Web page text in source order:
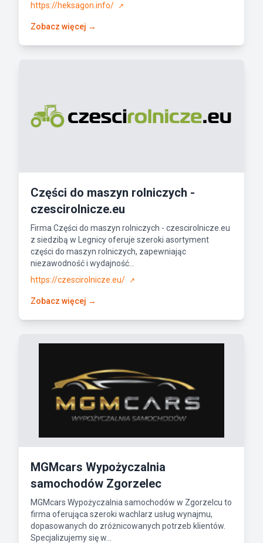
https://heksagon.info/
↗
Zobacz więcej →
Części do maszyn rolniczych -
czescirolnicze.eu
Firma Części do maszyn rolniczych - czescirolnicze.eu
z siedzibą w Legnicy oferuje szeroki asortyment
części do maszyn rolniczych, zapewniając
niezawodność i wydajność...
https://czescirolnicze.eu/
↗
Zobacz więcej →
MGMcars Wypożyczalnia
samochodów Zgorzelec
MGMcars Wypożyczalnia samochodów w Zgorzelcu to
firma oferująca szeroki wachlarz usług wynajmu,
dopasowanych do zróżnicowanych potrzeb klientów.
Specjalizujemy się w...